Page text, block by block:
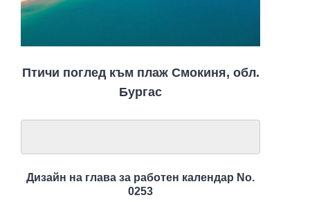
Птичи поглед към плаж Смокиня, обл.
Бургас
Дизайн на глава за работен календар No.
0253